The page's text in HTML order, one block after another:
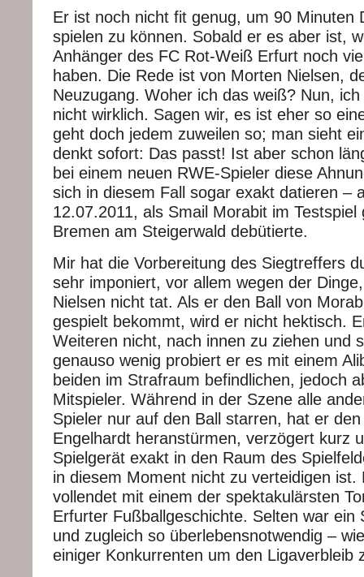
Er ist noch nicht fit genug, um 90 Minuten
spielen zu können. Sobald er es aber ist,
Anhänger des FC Rot-Weiß Erfurt noch
haben. Die Rede ist von Morten Nielsen,
Neuzugang. Woher ich das weiß? Nun, ich
nicht wirklich. Sagen wir, es ist eher so
geht doch jedem zuweilen so; man sieht
denkt sofort: Das passt! Ist aber schon
bei einem neuen RWE-Spieler diese
sich in diesem Fall sogar exakt datieren –
12.07.2011, als Smail Morabit im Testspiel
Bremen am Steigerwald debütierte.
Mir hat die Vorbereitung des Siegtreffers
sehr imponiert, vor allem wegen der
Nielsen nicht tat. Als er den Ball von
gespielt bekommt, wird er nicht hektisch.
Weiteren nicht, nach innen zu ziehen und
genauso wenig probiert er es mit einem
beiden im Strafraum befindlichen, jedoch
Mitspieler. Während in der Szene alle
Spieler nur auf den Ball starren, hat er
Engelhardt heranstürmen, verzögert kurz
Spielgerät exakt in den Raum des
in diesem Moment nicht zu verteidigen ist.
vollendet mit einem der spektakulärsten
Erfurter Fußballgeschichte. Selten war ein
und zugleich so überlebensnotwendig –
einiger Konkurrenten um den Ligaverbleib